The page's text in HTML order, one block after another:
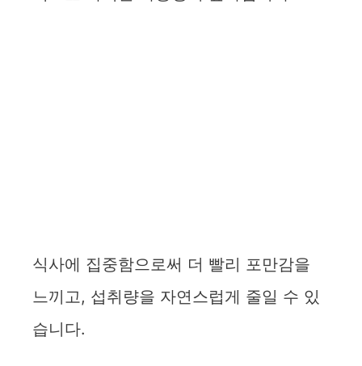
식사에 집중함으로써 더 빨리 포만감을
느끼고, 섭취량을 자연스럽게 줄일 수 있
습니다.